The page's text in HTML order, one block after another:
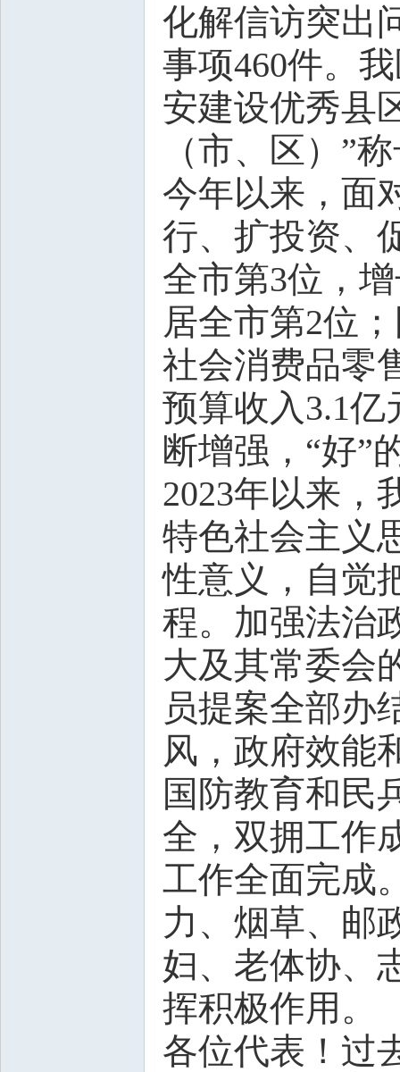
化解信访突出
事项460件。
安建设优秀县
（市、区）”
今年以来，面
行、扩投资、
全市第3位，
居全市第2位
社会消费品零
预算收入3.1亿
断增强，“好”
2023年以来，
特色社会主义
性意义，自觉
程。加强法治
大及其常委会
员提案全部办
风，政府效能
国防教育和民
全，双拥工作
工作全面完成
力、烟草、邮
妇、老体协、
挥积极作用。
各位代表！过